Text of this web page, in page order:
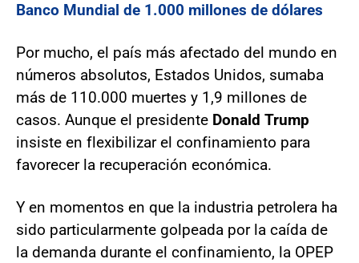
Banco Mundial de 1.000 millones de dólares
Por mucho, el país más afectado del mundo en
números absolutos, Estados Unidos, sumaba
más de 110.000 muertes y 1,9 millones de
casos. Aunque el presidente Donald Trump
insiste en flexibilizar el confinamiento para
favorecer la recuperación económica.
Y en momentos en que la industria petrolera ha
sido particularmente golpeada por la caída de
la demanda durante el confinamiento, la OPEP